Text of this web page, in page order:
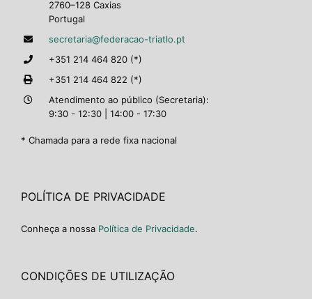
2760–128 Caxias
Portugal
secretaria@federacao-triatlo.pt
+351 214 464 820 (*)
+351 214 464 822 (*)
Atendimento ao público (Secretaria):
9:30 - 12:30 | 14:00 - 17:30
* Chamada para a rede fixa nacional
POLÍTICA DE PRIVACIDADE
Conheça a nossa Política de Privacidade.
CONDIÇÕES DE UTILIZAÇÃO